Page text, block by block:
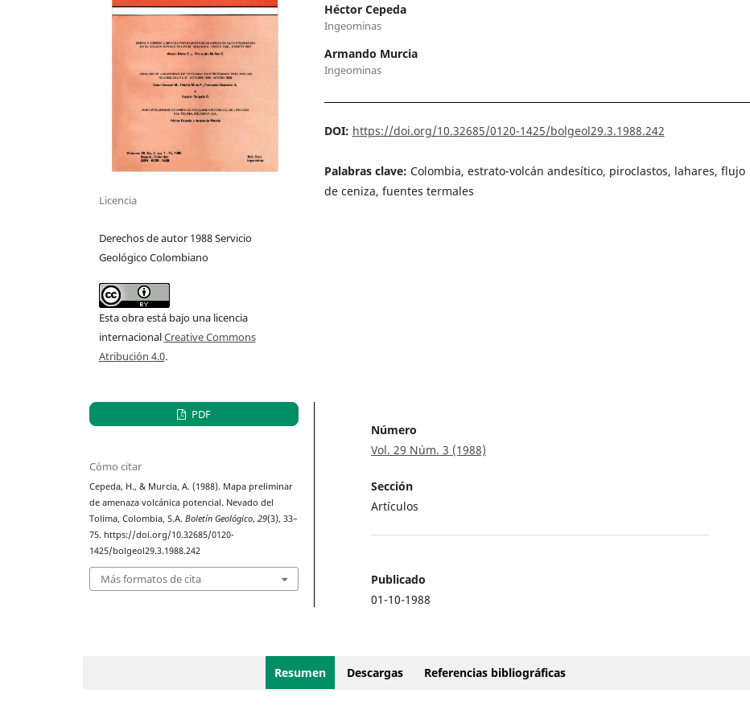
Héctor Cepeda
Ingeominas
Armando Murcia
Ingeominas
DOI: https://doi.org/10.32685/0120-1425/bolgeol29.3.1988.242
Palabras clave: Colombia, estrato-volcán andesítico, piroclastos, lahares, flujo
de ceniza, fuentes termales
Licencia
Derechos de autor 1988 Servicio
Geológico Colombiano
Esta obra está bajo una licencia
internacionalCreative Commons
Atribución 4.0.
PDF
Cómo citar
Cepeda, H., & Murcia, A. (1988). Mapa preliminar
de amenaza volcánica potencial. Nevado del
Tolima, Colombia, S.A.Boletín Geológico,29(3), 33–
75. https://doi.org/10.32685/0120-
1425/bolgeol29.3.1988.242
Más formatos de cita
Número
Vol. 29 Núm. 3 (1988)
Sección
Artículos
Publicado
01-10-1988
Resumen Descargas Referencias bibliográficas